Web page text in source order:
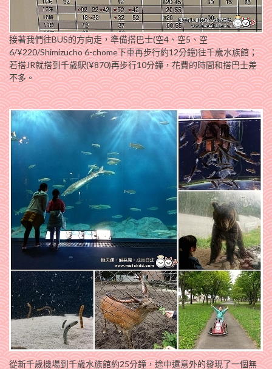
接著我們往BUS的方向走，準備搭巴士(空4、空5、空
6/¥220/Shimizucho 6-chome下車再步行約12分鐘)往千歲水族館；
若搭JR就搭到千歲駅(¥870)再步行10分鐘，花費的時間和搭巴士差
不多。
從新千歲機場到千歲水族館約25分鐘，途中還意外的發現了一個無